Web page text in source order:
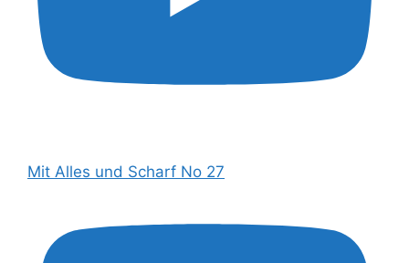
Mit Alles und Scharf No 27